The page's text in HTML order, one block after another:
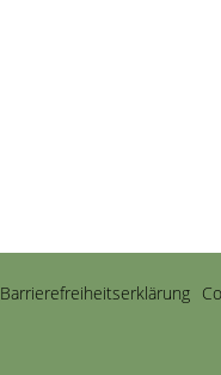
Barriere­freiheits­erklärung